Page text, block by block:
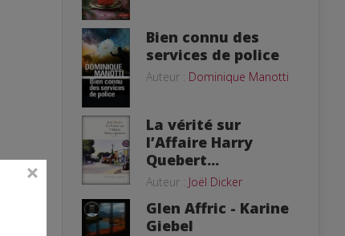
Bien connu des
services de police
Auteur : Dominique Manotti
La vérité sur
l’Affaire Harry
Quebert...
Auteur : Joël Dicker
Glen Affric - Karine
Giebel